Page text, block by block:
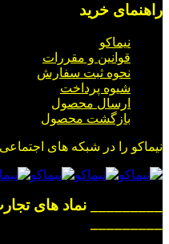
راهنمای خرید
نیماکو
قوانین و مقررات
نحوه ثبت سفارش
شیوه پرداخت
ارسال محصول
بازگشت محصول
نیماکو را در شبکه های
_________ نماد های